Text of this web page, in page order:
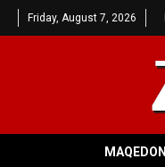
Friday, August 7, 2026
MAQEDONI